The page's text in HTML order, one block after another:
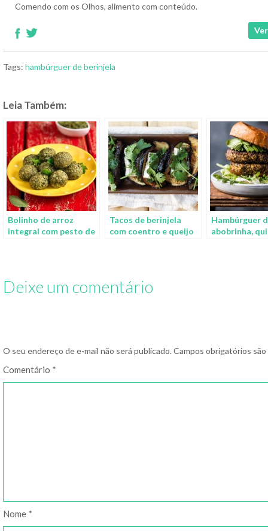
Comendo com os Olhos, alimento com conteúdo.
Tags: hambúrguer de berinjela
Leia Também:
Bolinho de arroz
integral com pesto de
Tacos de berinjela
com coentro e queijo
Hambúrguer
abobrinha,
Deixe um comentário
O seu endereço de e-mail não será publicado. Campos obrigatórios
Comentário *
Nome *